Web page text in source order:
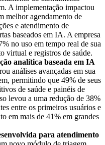
A implementação impactou
melhor agendamento de
e atendimento de
baseados em IA. A empresa
no uso em tempo real de sua
virtual e registros de saúde.
analítica baseada em IA
análises avançadas em sua
permitindo que 49% de seus
de saúde e painéis de
levou a uma redução de 38%
entre os primeiros usuários e
em mais de 41% em grandes
para atendimento